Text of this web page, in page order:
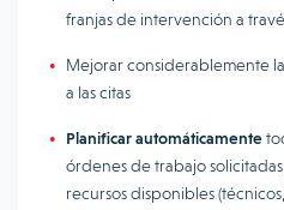
franjas de intervención a
Mejorar considerablemente la
a las citas
Planificar automáticamente
órdenes de trabajo
recursos disponibles